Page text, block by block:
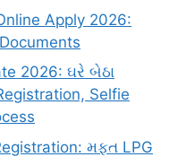
Apply 2026:
2026: ઘરે બેઠા
Selfie
મફત LPG